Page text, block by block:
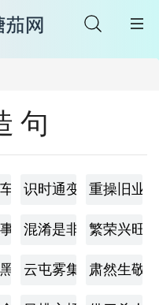
句
识时通变 重操旧业
混淆是非 繁荣兴旺
云屯雾集 肃然生敬